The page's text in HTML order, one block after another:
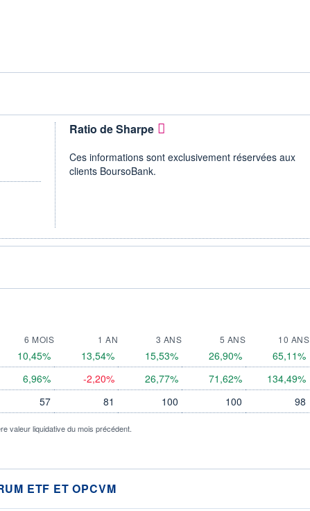
Ratio de Sharpe
Ces informations sont exclusivement réservées aux
clients BoursoBank.
6 MOIS 1 AN 3 ANS 5 ANS
10 ANS
10,45% 13,54% 15,53% 26,90% 65,11%
6,96% -2,20% 26,77% 71,62% 134,49%
57 81 100 100 98
valeur liquidative du mois précédent.
ETF ET OPCVM